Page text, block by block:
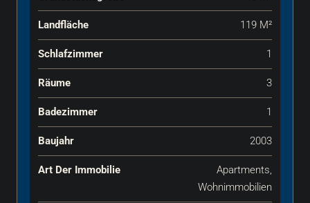
Landfläche 119 M²
Schlafzimmer 1
Räume 3
Badezimmer 1
Baujahr 2003
Art Der Immobilie
Apartments,
Wohnimmobilien